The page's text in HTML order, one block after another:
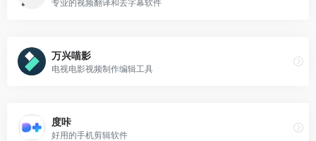
专业的视频翻译和去字幕软件
万兴喵影
电视电影视频制作编辑工具
度咔
好用的手机剪辑软件